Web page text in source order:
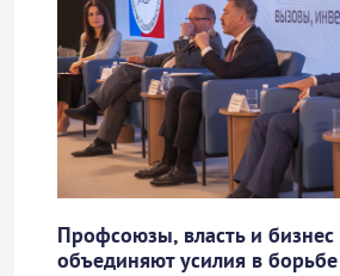
Профсоюзы, власть и
объединяют усилия в